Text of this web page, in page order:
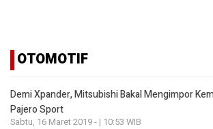
OTOMOTIF
Demi Xpander, Mitsubishi Bakal Mengimpor
Pajero Sport
Sabtu, 16 Maret 2019 - | 10:53 WIB